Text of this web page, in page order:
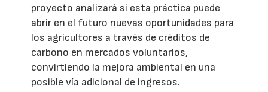
proyecto analizará si esta práctica puede
abrir en el futuro nuevas oportunidades para
los agricultores a través de créditos de
carbono en mercados voluntarios,
convirtiendo la mejora ambiental en una
posible vía adicional de ingresos.